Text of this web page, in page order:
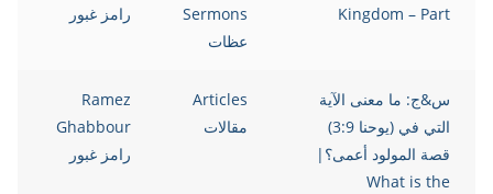
Kingdom – Part
Sermons
عظات
رامز غبور
س&ج: ما معنى الآية
التي في (يوحنا 3:9)
قصة المولود أعمى؟|
What is the
Articles
مقالات
Ramez
Ghabbour
رامز غبور